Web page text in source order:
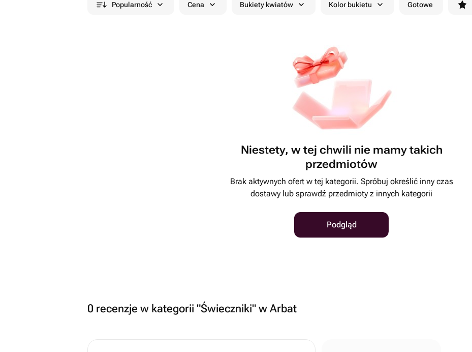
Popularność Cena Bukiety kwiatów Kolor bukietu Gotowe
Niestety, w tej chwili nie mamy takich
przedmiotów
Brak aktywnych ofert w tej kategorii. Spróbuj określić inny czas
dostawy lub sprawdź przedmioty z innych kategorii
Podgląd
0 recenzje w kategorii "Świeczniki" w Arbat